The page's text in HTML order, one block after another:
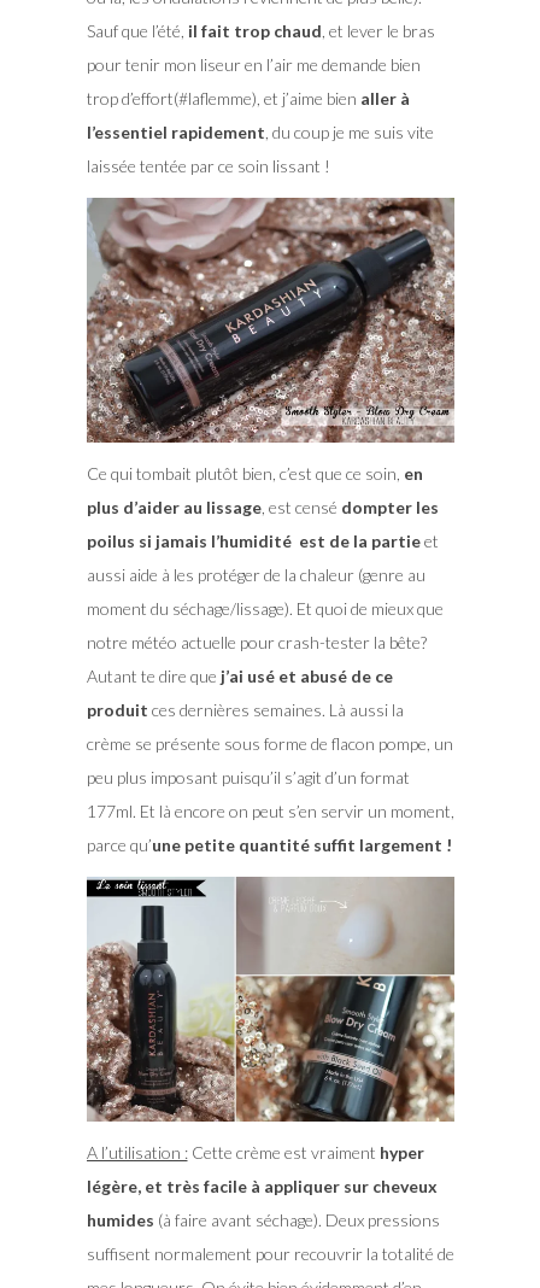
Sauf que l’été, il fait trop chaud , et lever le bras
pour tenir mon liseur en l’air me demande bien
trop d’effort(#laflemme), et j’aime bien aller à
l’essentiel rapidement , du coup je me suis vite
laissée tentée par ce soin lissant !
Ce qui tombait plutôt bien, c’est que ce soin, en
plus d’aider au lissage, est censé dompter les
poilus si jamais l’humidité est de la partieet
aussi aide à les protéger de la chaleur (genre au
moment du séchage/lissage). Et quoi de mieux que
notre météo actuelle pour crash-tester la bête?
Autant te dire que j’ai usé et abusé de ce
produit ces dernières semaines. Là aussi la
crème se présente sous forme de flacon pompe, un
peu plus imposant puisqu’il s’agit d’un format
177ml. Et là encore on peut s’en servir un moment,
parce qu’une petite quantité suffit largement !
A l’utilisation :Cette crème est vraiment hyper
légère, et très facile à appliquer sur cheveux
humides (à faire avant séchage). Deux pressions
suffisent normalement pour recouvrir la totalité de